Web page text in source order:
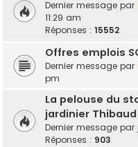
Dernier message par
11:29 am
Réponses : 15552
Offres emplois
Dernier message par
pm
La pelouse du
jardinier Thibaud
Dernier message par
Réponses : 903